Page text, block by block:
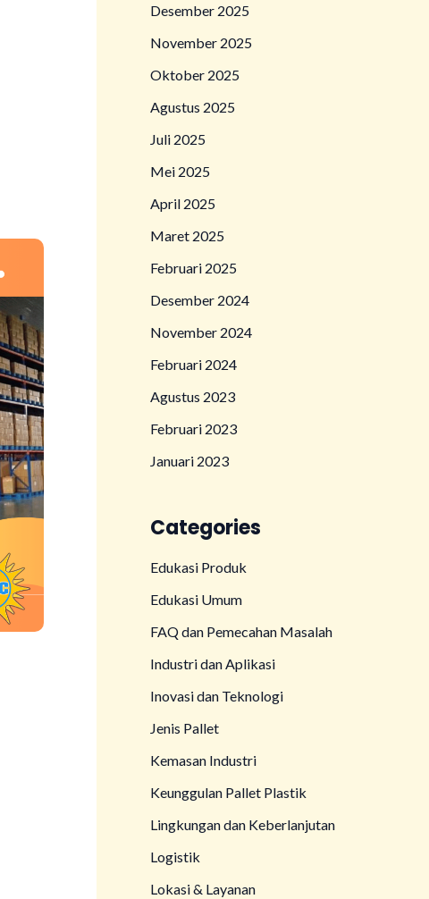
Desember 2025
November 2025
Oktober 2025
Agustus 2025
Juli 2025
Mei 2025
April 2025
Maret 2025
Februari 2025
Desember 2024
November 2024
Februari 2024
Agustus 2023
Februari 2023
Januari 2023
Categories
Edukasi Produk
Edukasi Umum
FAQ dan Pemecahan Masalah
Industri dan Aplikasi
Inovasi dan Teknologi
Jenis Pallet
Kemasan Industri
Keunggulan Pallet Plastik
Lingkungan dan Keberlanjutan
Logistik
Lokasi & Layanan